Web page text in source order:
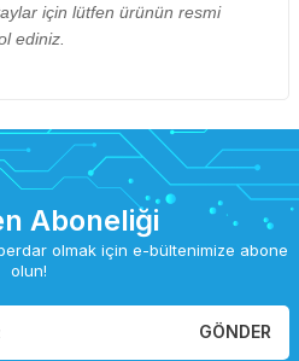
için lütfen ürünün resmi
ediniz.
Aboneliği
olmak için e-bültenimize abone
olun!
GÖNDER